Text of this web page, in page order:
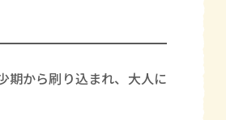
期から刷り込まれ、大人に
賞金稼ぎスリーサム！ 二重拘束の…